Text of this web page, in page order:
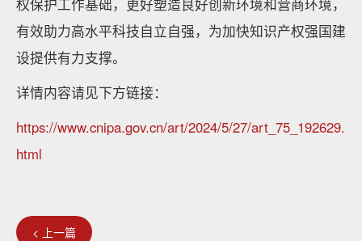
权保护工作基础，更好塑造良好创新环境和营商环境，
有效助力高水平科技自立自强，为加快知识产权强国建
设提供有力支撑。
详情内容请见下方链接：
https://www.cnipa.gov.cn/art/2024/5/27/art_75_192629.
html
< 上一篇